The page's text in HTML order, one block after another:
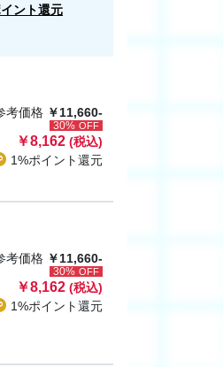
ント還元
考価格 ￥11,660-
30% OFF
￥8,162 (税込)
1%ポイント還元
考価格 ￥11,660-
30% OFF
￥8,162 (税込)
1%ポイント還元